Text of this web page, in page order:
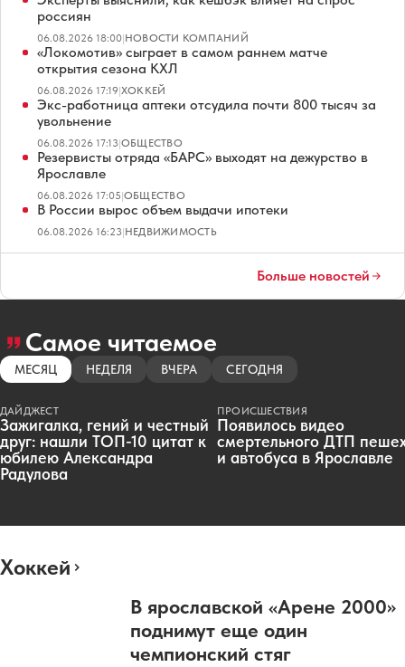
россиян
06.08.2026 18:00|НОВОСТИ КОМПАНИЙ
«Локомотив» сыграет в самом раннем матче
открытия сезона КХЛ
06.08.2026 17:19|ХОККЕЙ
Экс-работница аптеки отсудила почти 800 тысяч за
увольнение
06.08.2026 17:13|ОБЩЕСТВО
Резервисты отряда «БАРС» выходят на дежурство в
Ярославле
06.08.2026 17:05|ОБЩЕСТВО
В России вырос объем выдачи ипотеки
06.08.2026 16:23|НЕДВИЖИМОСТЬ
Больше новостей
Самое читаемое
МЕСЯЦ НЕДЕЛЯ ВЧЕРА СЕГОДНЯ
ДАЙДЖЕСТ
Зажигалка, гений и честный
друг: нашли ТОП-10 цитат к
юбилею Александра
Радулова
ПРОИСШЕСТВИЯ
Появилось видео
смертельного ДТП
и автобуса в Ярославле
Хоккей
В ярославской «Арене 2000»
поднимут еще один
чемпионский стяг